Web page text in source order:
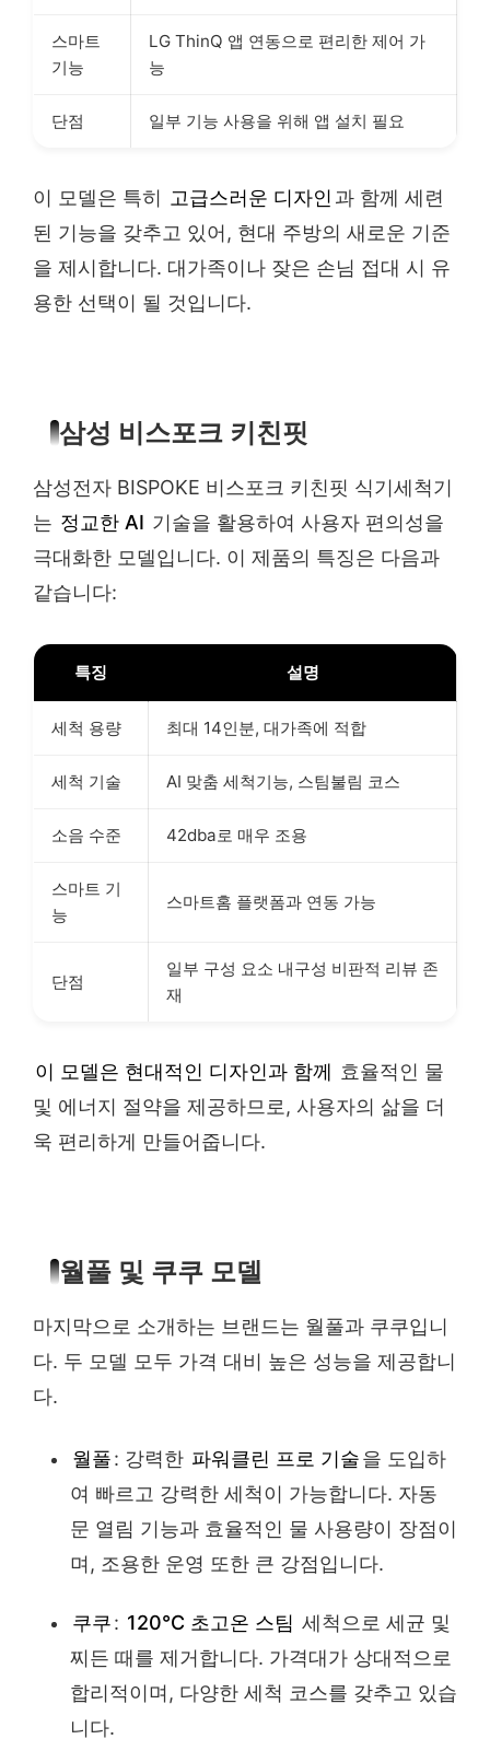
스마트
기능
LG ThinQ 앱 연동으로 편리한 제어 가
능
단점 일부 기능 사용을 위해 앱 설치 필요
이 모델은 특히 고급스러운 디자인 과 함께 세련
된 기능을 갖추고 있어, 현대 주방의 새로운 기준
을 제시합니다. 대가족이나 잦은 손님 접대 시 유
용한 선택이 될 것입니다.
삼성 비스포크 키친핏
삼성전자 BISPOKE 비스포크 키친핏 식기세척기
는 정교한 AI 기술을 활용하여 사용자 편의성을
극대화한 모델입니다. 이 제품의 특징은 다음과
같습니다:
특징 설명
세척 용량 최대 14인분, 대가족에 적합
세척 기술 AI 맞춤 세척기능, 스팀불림 코스
소음 수준 42dba로 매우 조용
스마트 기
능
스마트홈 플랫폼과 연동 가능
단점
일부 구성 요소 내구성 비판적 리뷰 존
재
이 모델은 현대적인 디자인과 함께 효율적인 물
및 에너지 절약을 제공하므로, 사용자의 삶을 더
욱 편리하게 만들어줍니다.
월풀 및 쿠쿠 모델
마지막으로 소개하는 브랜드는 월풀과 쿠쿠입니
다. 두 모델 모두 가격 대비 높은 성능을 제공합니
다.
월풀: 강력한 파워클린 프로 기술을 도입하
여 빠르고 강력한 세척이 가능합니다. 자동
문 열림 기능과 효율적인 물 사용량이 장점이
며, 조용한 운영 또한 큰 강점입니다.
쿠쿠: 120℃ 초고온 스팀 세척으로 세균 및
찌든 때를 제거합니다. 가격대가 상대적으로
합리적이며, 다양한 세척 코스를 갖추고 있습
니다.